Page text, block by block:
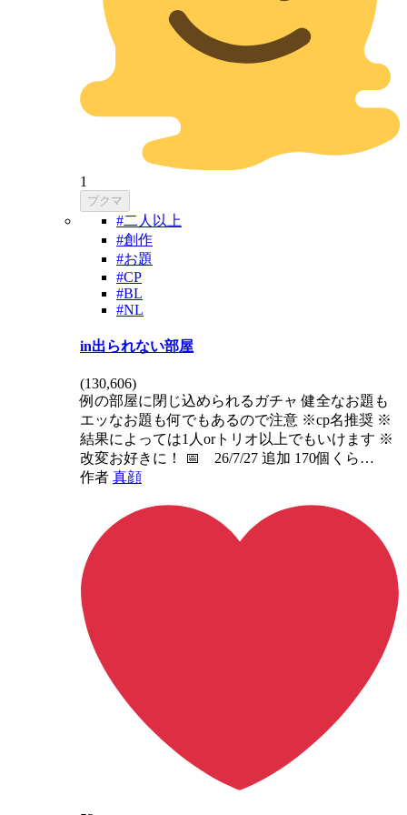
1
ブクマ
#二人以上
#創作
#お題
#CP
#BL
#NL
in出られない部屋
(130,606)
例の部屋に閉じ込められるガチャ 健全なお題も
エッなお題も何でもあるので注意 ※cp名推奨 ※
結果によっては1人orトリオ以上でもいけます ※
改変お好きに！ 📅 26/7/27 追加 170個くら…
作者 真顔